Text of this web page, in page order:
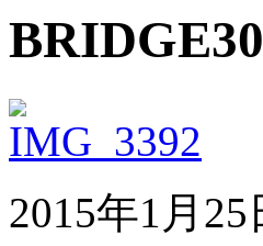
2015年1月